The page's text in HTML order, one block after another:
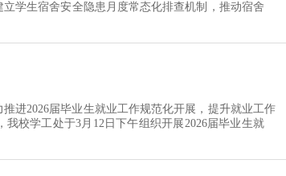
学生宿舍安全隐患月度常态化排查机制，推动宿舍安
进2026届毕业生就业工作规范化开展，提升就业工作
校学工处于3月12日下午组织开展2026届毕业生就业